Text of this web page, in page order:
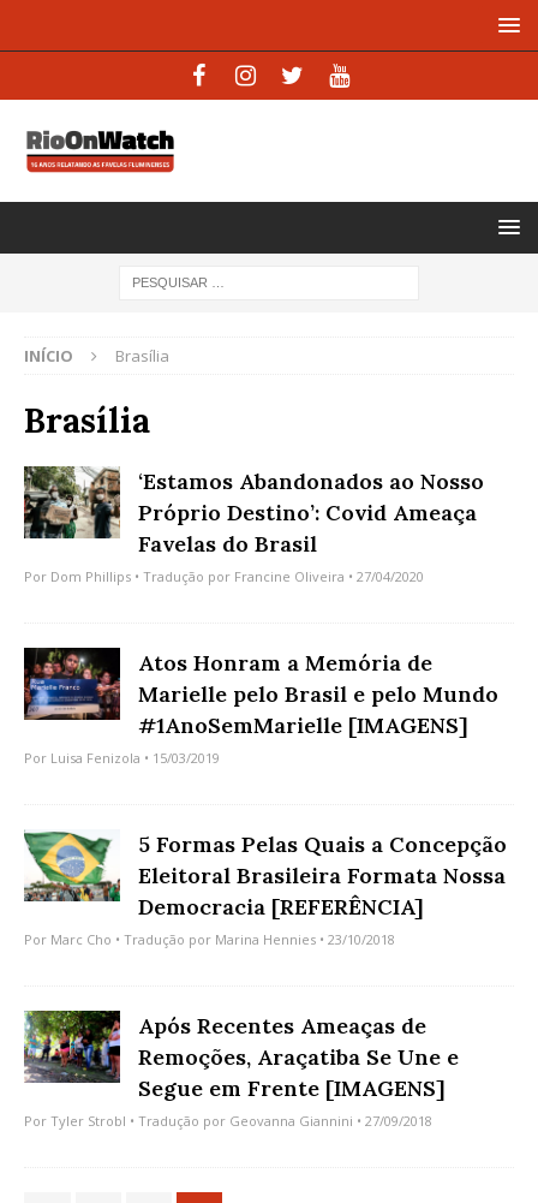
INÍCIO Brasília
Brasília
‘Estamos Abandonados ao Nosso
Próprio Destino’: Covid Ameaça
Favelas do Brasil
Por Dom Phillips • Tradução por Francine Oliveira • 27/04/2020
Atos Honram a Memória de
Marielle pelo Brasil e pelo Mundo
#1AnoSemMarielle [IMAGENS]
Por Luisa Fenizola • 15/03/2019
5 Formas Pelas Quais a Concepção
Eleitoral Brasileira Formata Nossa
Democracia [REFERÊNCIA]
Por Marc Cho • Tradução por Marina Hennies • 23/10/2018
Após Recentes Ameaças de
Remoções, Araçatiba Se Une e
Segue em Frente [IMAGENS]
Por Tyler Strobl • Tradução por Geovanna Giannini • 27/09/2018